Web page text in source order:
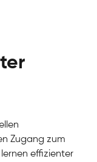
Zugang zum
effizienter